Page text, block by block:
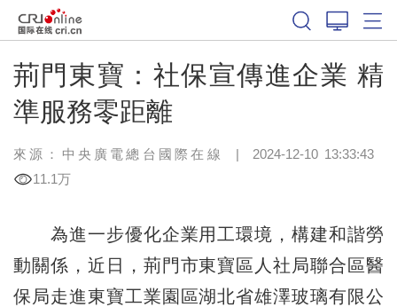
荊門東寶：社保宣傳進企業 精
準服務零距離
來源：中央廣電總台國際在線 | 2024-12-10 13:33:43
11.1万
為進一步優化企業用工環境，構建和諧勞
動關係，近日，荊門市東寶區人社局聯合區醫
保局走進東寶工業園區湖北省雄澤玻璃有限公